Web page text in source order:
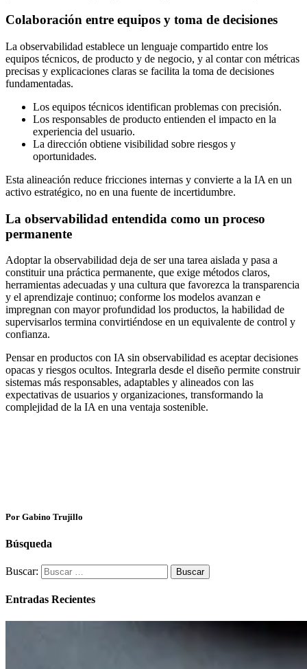
Colaboración entre equipos y toma de decisiones
La observabilidad establece un lenguaje compartido entre los
equipos técnicos, de producto y de negocio, y al contar con métricas
precisas y explicaciones claras se facilita la toma de decisiones
fundamentadas.
Los equipos técnicos identifican problemas con precisión.
Los responsables de producto entienden el impacto en la
experiencia del usuario.
La dirección obtiene visibilidad sobre riesgos y
oportunidades.
Esta alineación reduce fricciones internas y convierte a la IA en un
activo estratégico, no en una fuente de incertidumbre.
La observabilidad entendida como un proceso
permanente
Adoptar la observabilidad deja de ser una tarea aislada y pasa a
constituir una práctica permanente, que exige métodos claros,
herramientas adecuadas y una cultura que favorezca la transparencia
y el aprendizaje continuo; conforme los modelos avanzan e
impregnan con mayor profundidad los productos, la habilidad de
supervisarlos termina convirtiéndose en un equivalente de control y
confianza.
Pensar en productos con IA sin observabilidad es aceptar decisiones
opacas y riesgos ocultos. Integrarla desde el diseño permite construir
sistemas más responsables, adaptables y alineados con las
expectativas de usuarios y organizaciones, transformando la
complejidad de la IA en una ventaja sostenible.
Por Gabino Trujillo
Búsqueda
Buscar:
Entradas Recientes